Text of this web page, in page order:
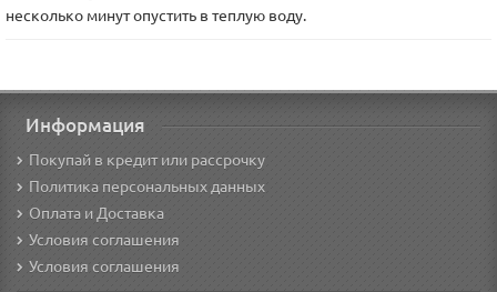
несколько минут опустить в теплую воду.
Информация
Покупай в кредит или рассрочку
Политика персональных данных
Оплата и Доставка
Условия соглашения
Условия соглашения